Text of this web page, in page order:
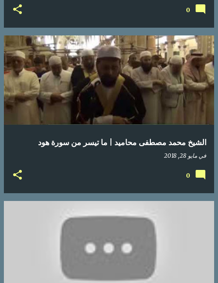
0
الشيخ محمد مصطفى محاميد | ما تيسر من سورة هود
في مايو 28, 2018
0